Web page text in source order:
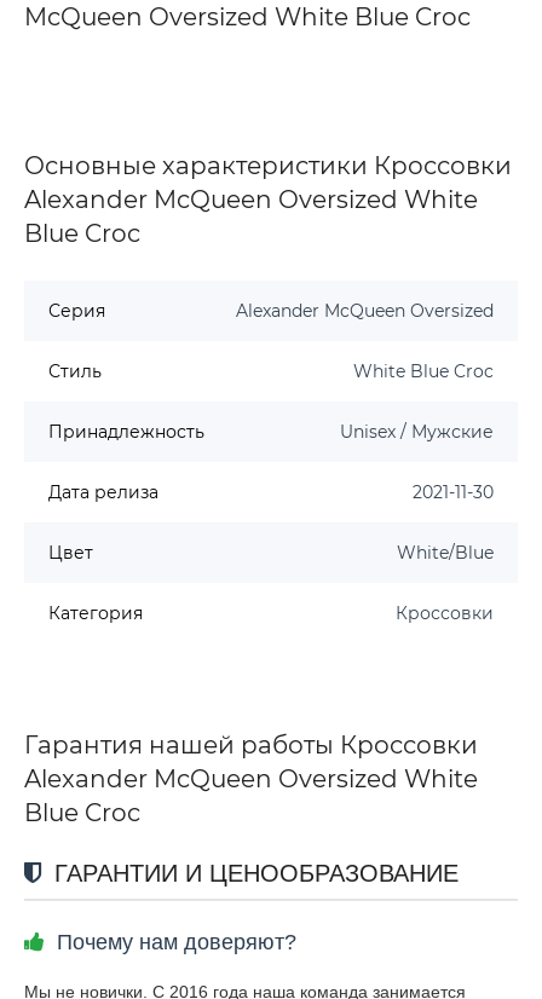
McQueen Oversized White Blue Croc
Основные характеристики Кроссовки
Alexander McQueen Oversized White
Blue Croc
Серия Alexander McQueen Oversized
Стиль White Blue Croc
Принадлежность Unisex / Мужские
Дата релиза 2021-11-30
Цвет White/Blue
Категория Кроссовки
Гарантия нашей работы Кроссовки
Alexander McQueen Oversized White
Blue Croc
ГАРАНТИИ И ЦЕНООБРАЗОВАНИЕ
Почему нам доверяют?
Мы не новички. С 2016 года наша команда занимается